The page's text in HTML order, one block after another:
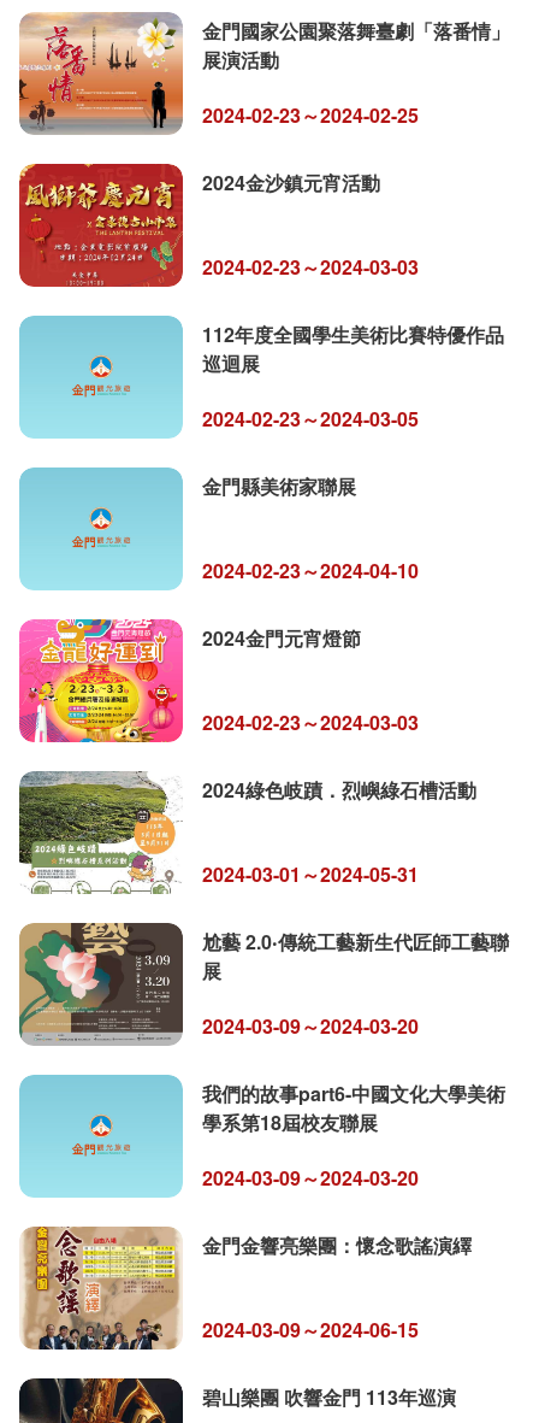
金門國家公園聚落舞臺劇「落番情」
展演活動
2024-02-23～2024-02-25
2024金沙鎮元宵活動
2024-02-23～2024-03-03
112年度全國學生美術比賽特優作品
巡迴展
2024-02-23～2024-03-05
金門縣美術家聯展
2024-02-23～2024-04-10
2024金門元宵燈節
2024-02-23～2024-03-03
2024綠色岐蹟．烈嶼綠石槽活動
2024-03-01～2024-05-31
尬藝 2.0‧傳統工藝新生代匠師工藝聯
展
2024-03-09～2024-03-20
我們的故事part6-中國文化大學美術
學系第18屆校友聯展
2024-03-09～2024-03-20
金門金響亮樂團：懷念歌謠演繹
2024-03-09～2024-06-15
碧山樂團 吹響金門 113年巡演